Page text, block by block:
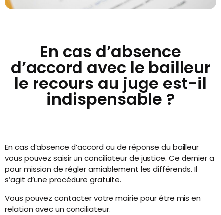
En cas d’absence
d’accord avec le bailleur
le recours au juge est-il
indispensable ?
En cas d’absence d’accord ou de réponse du bailleur
vous pouvez saisir un conciliateur de justice. Ce dernier a
pour mission de régler amiablement les différends. Il
s’agit d’une procédure gratuite.
Vous pouvez contacter votre mairie pour être mis en
relation avec un conciliateur.